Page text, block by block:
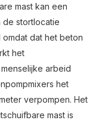
mast kan een
de stortlocatie
dat het beton
het
arbeid
het
verpompen. Het
mast is